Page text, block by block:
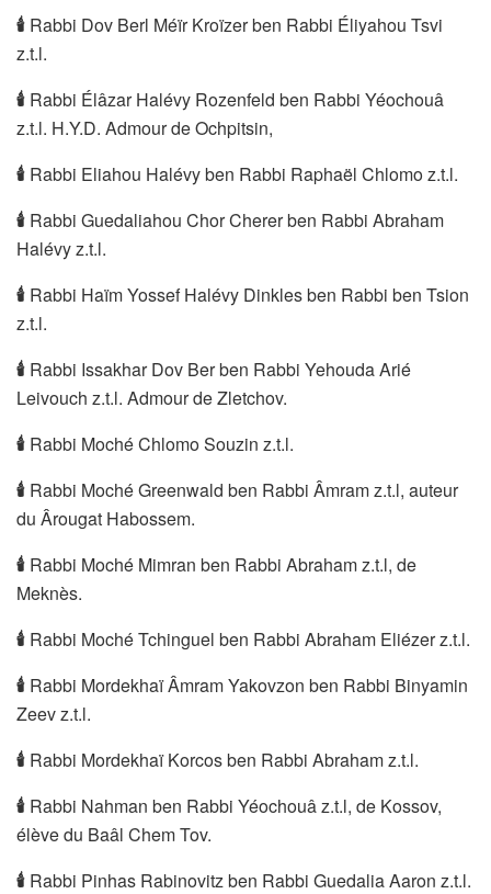
🕯 Rabbi Dov Berl Méïr Kroïzer ben Rabbi Éliyahou Tsvi
z.t.l.
🕯 Rabbi Élâzar Halévy Rozenfeld ben Rabbi Yéochouâ
z.t.l. H.Y.D. Admour de Ochpitsin,
🕯 Rabbi Eliahou Halévy ben Rabbi Raphaël Chlomo z.t.l.
🕯 Rabbi Guedaliahou Chor Cherer ben Rabbi Abraham
Halévy z.t.l.
🕯 Rabbi Haïm Yossef Halévy Dinkles ben Rabbi ben Tsion
z.t.l.
🕯 ️Rabbi Issakhar Dov Ber ben Rabbi Yehouda Arié
Leivouch z.t.l. Admour de Zletchov.
🕯 Rabbi Moché Chlomo Souzin z.t.l.
🕯 Rabbi Moché Greenwald ben Rabbi Âmram z.t.l, auteur
du Ârougat Habossem.
🕯 Rabbi Moché Mimran ben Rabbi Abraham z.t.l, de
Meknès.
🕯 Rabbi Moché Tchinguel ben Rabbi Abraham Eliézer z.t.l.
🕯 ️Rabbi Mordekhaï Âmram Yakovzon ben Rabbi Binyamin
Zeev z.t.l.
🕯 Rabbi Mordekhaï Korcos ben Rabbi Abraham z.t.l.
🕯 Rabbi Nahman ben Rabbi Yéochouâ z.t.l, de Kossov,
élève du Baâl Chem Tov.
🕯 Rabbi Pinhas Rabinovitz ben Rabbi Guedalia Aaron z.t.l.